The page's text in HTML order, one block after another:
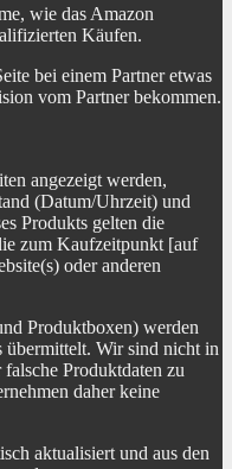
wie das Amazon
Käufen.
bei einem Partner etwas
vom Partner bekommen.
angezeigt werden,
(Datum/Uhrzeit) und
Produkts gelten die
zum Kaufzeitpunkt [auf
oder anderen
Produktboxen) werden
übermittelt. Wir sind nicht in
Produktdaten zu
daher keine
aktualisiert und aus den